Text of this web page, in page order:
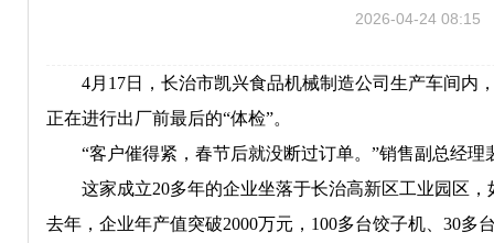
2026-04-24 08:15
4月17日，长治市凯兴食品机械制造公司生产车间内
正在进行出厂前最后的“体检”。
“客户催得紧，春节后就没断过订单。”销售副总经理
这家成立20多年的企业坐落于长治高新区工业园区，
去年，企业年产值突破2000万元，100多台饺子机、30